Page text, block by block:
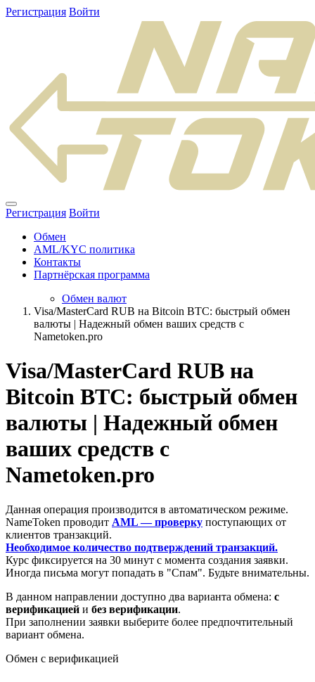
Регистрация Войти
Регистрация Войти
Обмен
AML/KYC политика
Контакты
Партнёрская программа
Обмен валют
Visa/MasterCard RUB на Bitcoin BTC: быстрый обмен
валюты | Надежный обмен ваших средств с
Nametoken.pro
Visa/MasterCard RUB на
Bitcoin BTC: быстрый обмен
валюты | Надежный обмен
ваших средств с
Nametoken.pro
Данная операция производится в автоматическом режиме.
NameToken проводит AML — проверку поступающих от
клиентов транзакций.
Необходимое количество подтверждений транзакций.
Курс фиксируется на 30 минут с момента создания заявки.
Иногда письма могут попадать в "Спам". Будьте внимательны.
В данном направлении доступно два варианта обмена: с
верификацией и без верификации.
При заполнении заявки выберите более предпочтительный
вариант обмена.
Обмен с верификацией